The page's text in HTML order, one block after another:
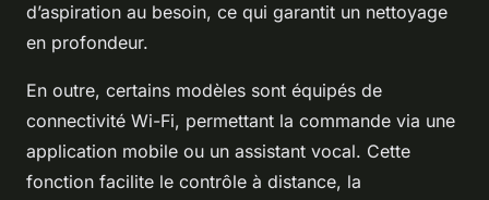
d’aspiration au besoin, ce qui garantit un nettoyage
en profondeur.
En outre, certains modèles sont équipés de
connectivité Wi-Fi, permettant la commande via une
application mobile ou un assistant vocal. Cette
fonction facilite le contrôle à distance, la